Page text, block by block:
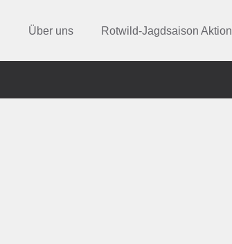
Über uns Rotwild-Jagdsaison Aktion